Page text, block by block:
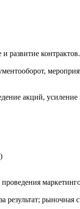
развитие
акций,
рыночная